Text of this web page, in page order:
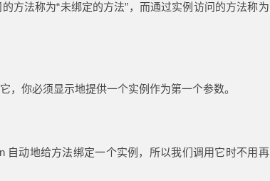
方法称为“未绑定的方法”，而通过实例访问的方法称为
，你必须显示地提供一个实例作为第一个参数。
自动地给方法绑定一个实例，所以我们调用它时不用再